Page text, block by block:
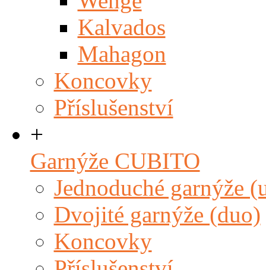
Kalvados
Mahagon
Koncovky
Příslušenství
+
Garnýže CUBITO
Jednoduché garnýže
Dvojité garnýže (duo)
Koncovky